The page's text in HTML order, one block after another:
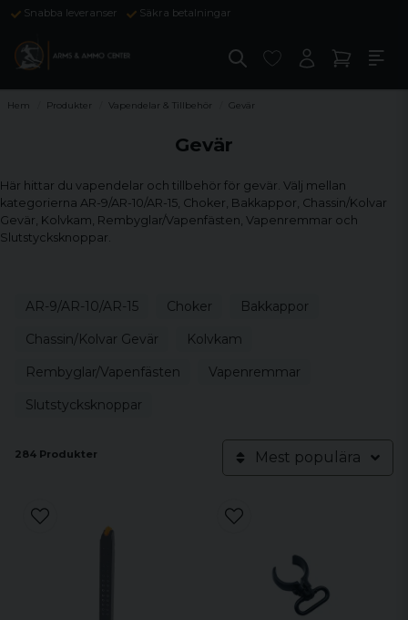
Snabba leveranser Säkra betalningar
Hem Produkter Vapendelar & Tillbehör Gevär
Gevär
Här hittar du vapendelar och tillbehör för gevär. Välj mellan
kategorierna AR-9/AR-10/AR-15, Choker, Bakkappor, Chassin/Kolvar
Gevär, Kolvkam, Rembyglar/Vapenfästen, Vapenremmar och
Slutstycksknoppar.
AR-9/AR-10/AR-15 Choker
Bakkappor
Chassin/Kolvar Gevär
Kolvkam
Rembyglar/Vapenfästen
Vapenremmar
Slutstycksknoppar
284 Produkter Mest populära